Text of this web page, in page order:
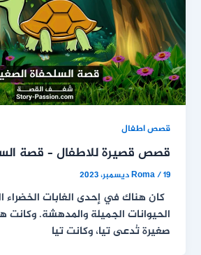
قصص اطفال
قصص قصيرة للاطفال – قصة
Roma/19 ديسمبر، 2023
كان هناك في إحدى الغابات الخضراء
الحيوانات الجميلة والمدهشة. وكانت
صغيرة تُدعى تيا، وكانت تيا